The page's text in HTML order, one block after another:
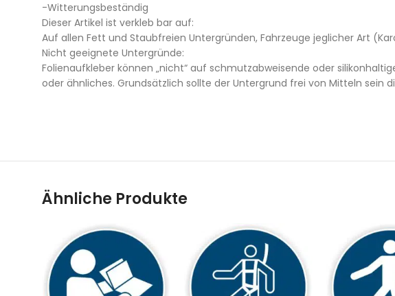
-Witterungsbeständig
Dieser Artikel ist verkleb bar auf:
Auf allen Fett und Staubfreien Untergründen, Fahrzeuge jeglicher Art
Nicht geeignete Untergründe:
Folienaufkleber können „nicht“ auf schmutzabweisende oder
oder ähnliches. Grundsätzlich sollte der Untergrund frei von Mitteln sein
Ähnliche Produkte